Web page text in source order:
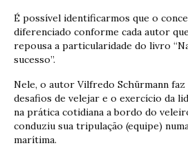
É possível identificarmos que o
diferenciado conforme cada autor
repousa a particularidade do livro
sucesso”.
Nele, o autor Vilfredo Schürmann
desafios de velejar e o exercício da
na prática cotidiana a bordo do
conduziu sua tripulação (equipe)
marítima.